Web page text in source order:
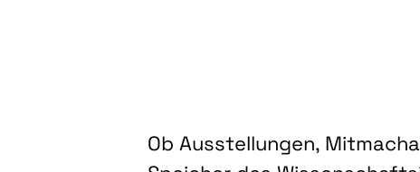
Ob Ausstellungen,